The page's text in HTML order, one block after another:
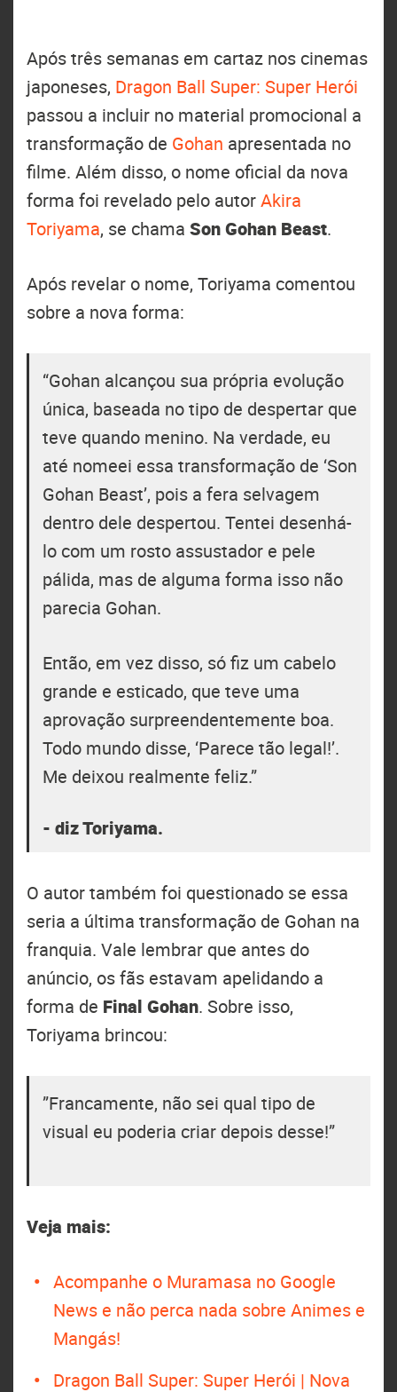
Após três semanas em cartaz nos cinemas
japoneses, Dragon Ball Super: Super Herói
passou a incluir no material promocional a
transformação de Gohan apresentada no
filme. Além disso, o nome oficial da nova
forma foi revelado pelo autorAkira
Toriyama, se chama Son Gohan Beast.
Após revelar o nome, Toriyama comentou
sobre a nova forma:
“Gohan alcançou sua própria evolução
única, baseada no tipo de despertar que
teve quando menino. Na verdade, eu
até nomeei essa transformação de ‘Son
Gohan Beast’, pois a fera selvagem
dentro dele despertou. ‎Tentei desenhá-
lo com um rosto assustador e pele
pálida, mas de alguma forma isso não
parecia Gohan.
Então, em vez disso, só fiz um cabelo
grande e esticado, que teve uma
aprovação surpreendentemente boa.
Todo mundo disse, ‘Parece tão legal!’.
Me deixou realmente feliz.” ‎
- diz Toriyama.
O autor também foi questionado se essa
seria a última transformação de Gohan na
franquia. Vale lembrar que antes do
anúncio, os fãs estavam apelidando a
forma de Final Gohan. Sobre isso,
Toriyama brincou:
‎”Francamente, não sei qual tipo de
visual eu poderia criar depois desse!”
Veja mais:
Acompanhe o Muramasa no Google
News e não perca nada sobre Animes e
Mangás!
Dragon Ball Super: Super Herói | Nova